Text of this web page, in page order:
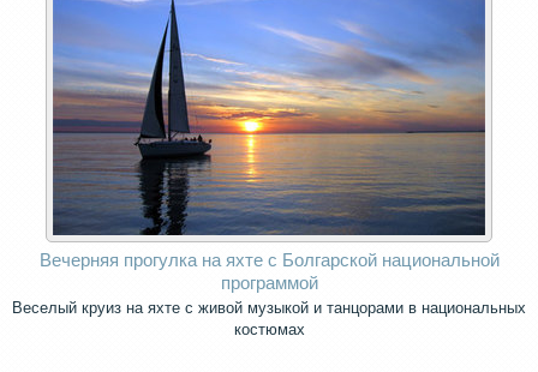
Вечерняя прогулка на яхте с Болгарской национальной
программой
Веселый круиз на яхте с живой музыкой и танцорами в национальных
костюмах